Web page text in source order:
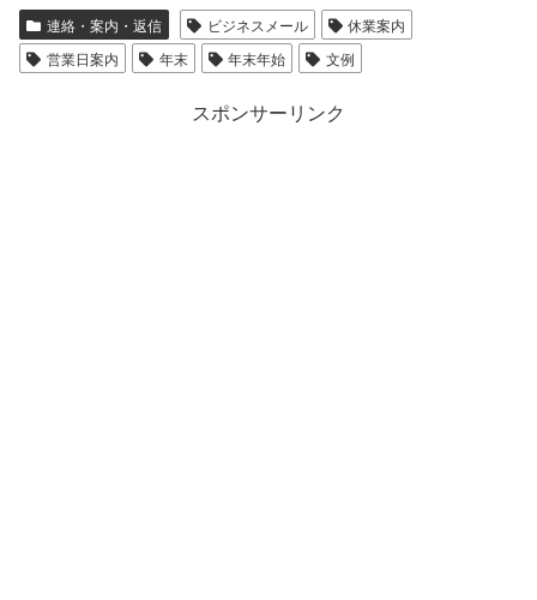
連絡・案内・返信 ビジネスメール
休業案内
営業日案内
年末 年末年始 文例
スポンサーリンク